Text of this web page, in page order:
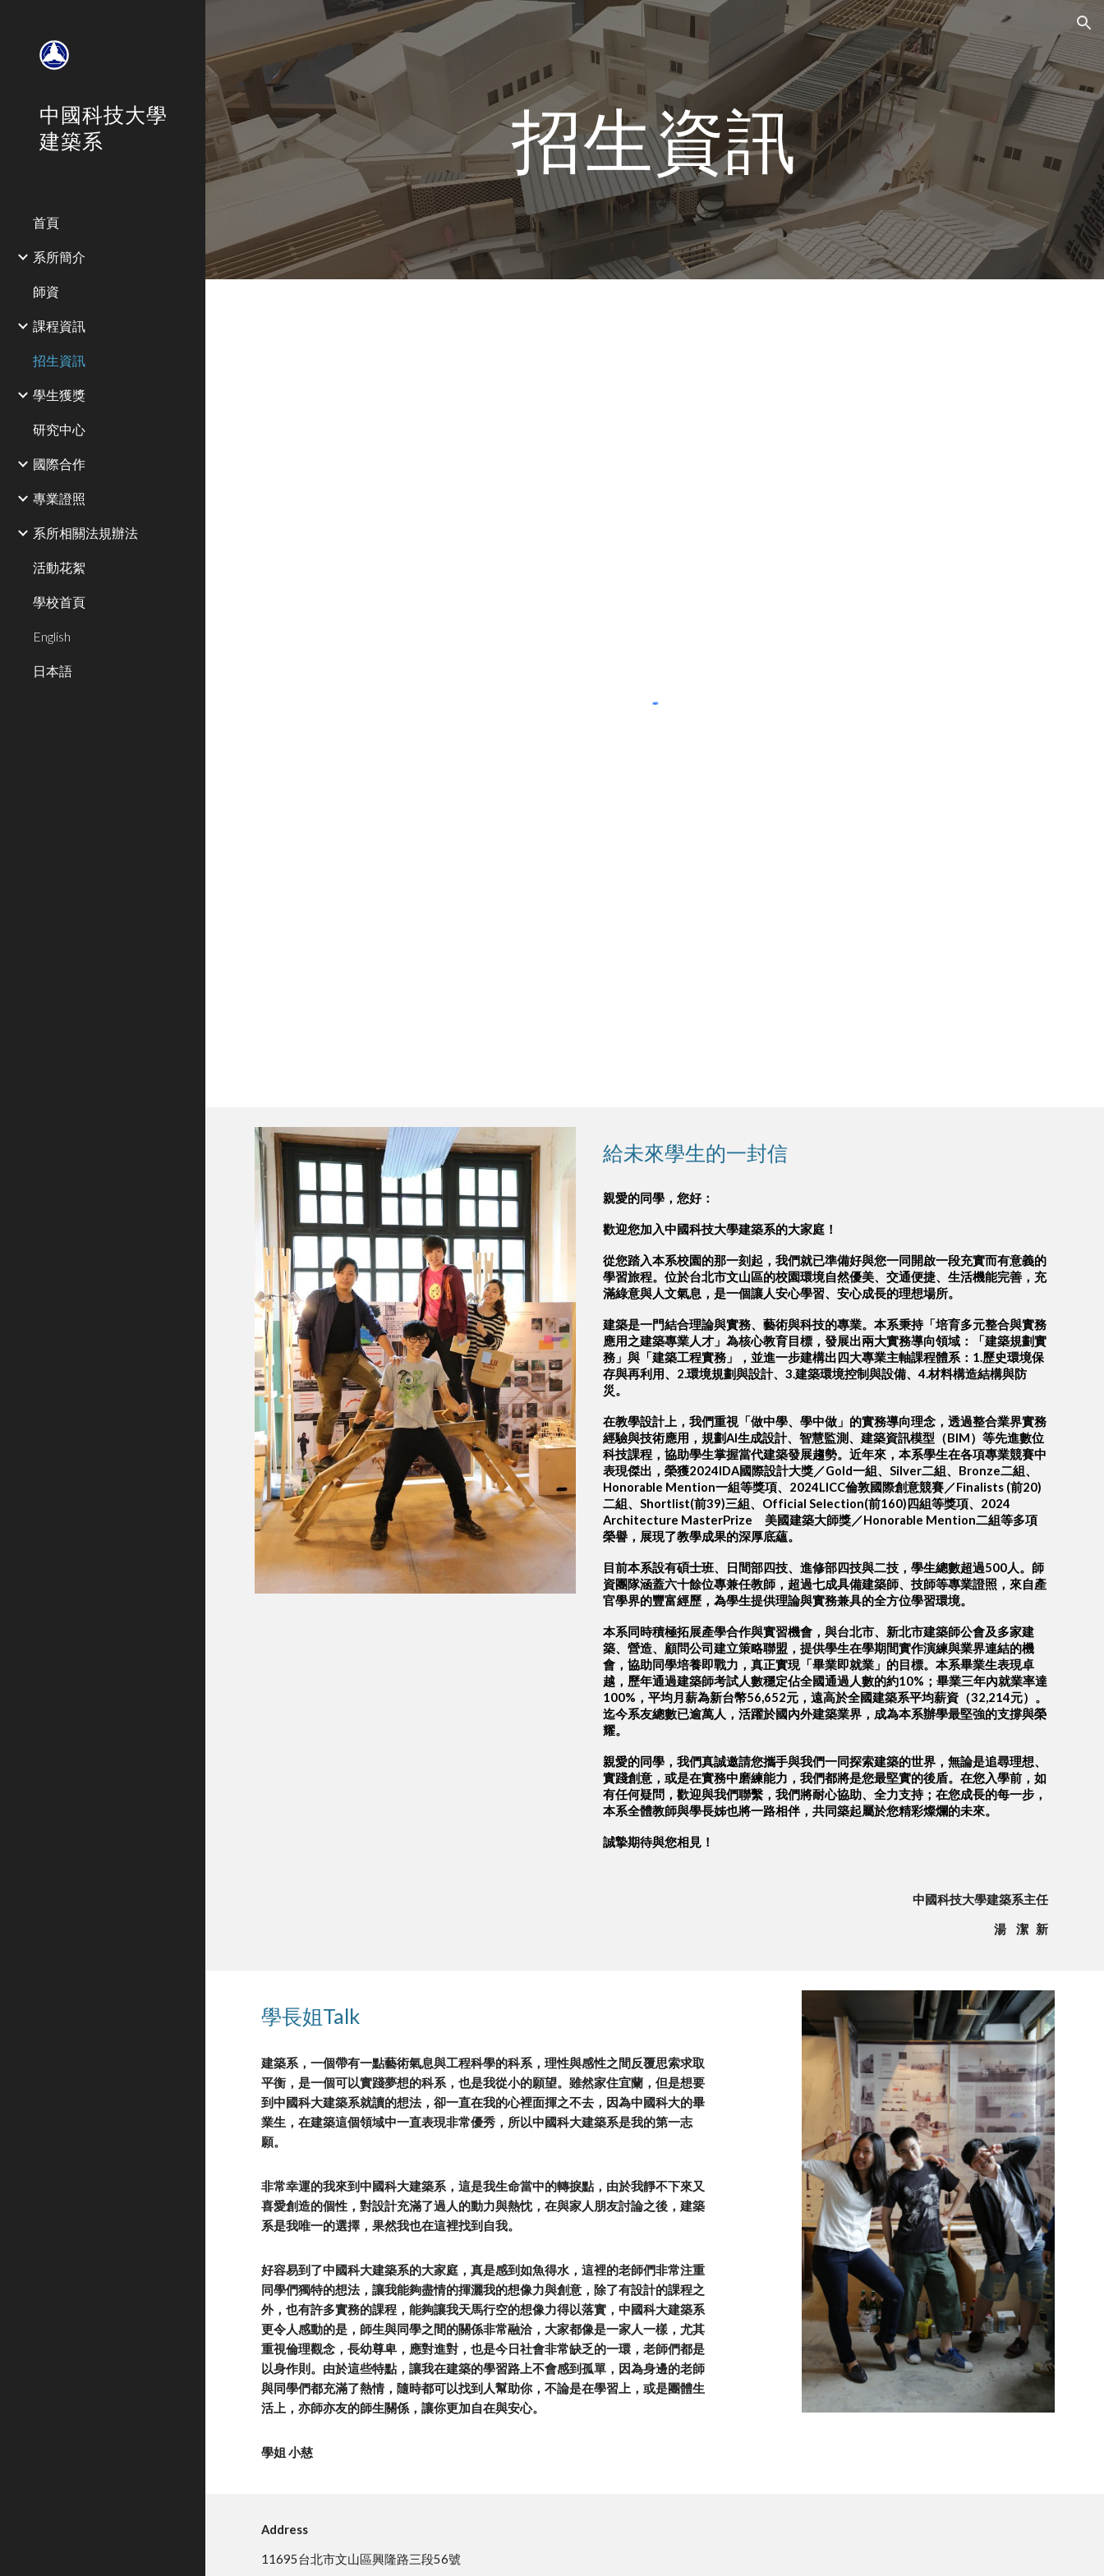
Skip to main content Skip to navigation
中國科技大學
建築系
首頁
系所簡介
師資
課程資訊
招生資訊
學生獲獎
研究中心
國際合作
專業證照
系所相關法規辦法
活動花絮
學校首頁
English
日本語
招生資訊
給未來學生的一封信
親愛的同學，您好：
歡迎您加入中國科技大學建築系的大家庭！
從您踏入本系校園的那一刻起，我們就已準備好與您一同開啟一段充實而有意義的
學習旅程。位於台北市文山區的校園環境自然優美、交通便捷、生活機能完善，充
滿綠意與人文氣息，是一個讓人安心學習、安心成長的理想場所。
建築是一門結合理論與實務、藝術與科技的專業。本系秉持「培育多元整合與實務
應用之建築專業人才」為核心教育目標，發展出兩大實務導向領域：「建築規劃實
務」與「建築工程實務」，並進一步建構出四大專業主軸課程體系：1.歷史環境保
存與再利用、2.環境規劃與設計、3.建築環境控制與設備、4.材料構造結構與防
災。
在教學設計上，我們重視「做中學、學中做」的實務導向理念，透過整合業界實務
經驗與技術應用，規劃AI生成設計、智慧監測、建築資訊模型（BIM）等先進數位
科技課程，協助學生掌握當代建築發展趨勢。近年來，本系學生在各項專業競賽中
表現傑出，榮獲2024IDA國際設計大獎／Gold一組、Silver二組、Bronze二組、
Honorable Mention一組等獎項、2024LICC倫敦國際創意競賽／Finalists (前20)
二組、Shortlist(前39)三組、Official Selection(前160)四組等獎項、2024
Architecture MasterPrize 美國建築大師獎／Honorable Mention二組等多項
榮譽，展現了教學成果的深厚底蘊。
目前本系設有碩士班、日間部四技、進修部四技與二技，學生總數超過500人。師
資團隊涵蓋六十餘位專兼任教師，超過七成具備建築師、技師等專業證照，來自產
官學界的豐富經歷，為學生提供理論與實務兼具的全方位學習環境。
本系同時積極拓展產學合作與實習機會，與台北市、新北市建築師公會及多家建
築、營造、顧問公司建立策略聯盟，提供學生在學期間實作演練與業界連結的機
會，協助同學培養即戰力，真正實現「畢業即就業」的目標。本系畢業生表現卓
越，歷年通過建築師考試人數穩定佔全國通過人數的約10%；畢業三年內就業率達
100%，平均月薪為新台幣56,652元，遠高於全國建築系平均薪資（32,214元）。
迄今系友總數已逾萬人，活躍於國內外建築業界，成為本系辦學最堅強的支撐與榮
耀。
親愛的同學，我們真誠邀請您攜手與我們一同探索建築的世界，無論是追尋理想、
實踐創意，或是在實務中磨練能力，我們都將是您最堅實的後盾。在您入學前，如
有任何疑問，歡迎與我們聯繫，我們將耐心協助、全力支持；在您成長的每一步，
本系全體教師與學長姊也將一路相伴，共同築起屬於您精彩燦爛的未來。
誠摯期待與您相見！
中國科技大學建築系主任
湯 潔 新
學長姐Talk
建築系，一個帶有一點藝術氣息與工程科學的科系，理性與感性之間反覆思索求取
平衡，是一個可以實踐夢想的科系，也是我從小的願望。雖然家住宜蘭，但是想要
到中國科大建築系就讀的想法，卻一直在我的心裡面揮之不去，因為中國科大的畢
業生，在建築這個領域中一直表現非常優秀，所以中國科大建築系是我的第一志
願。
非常幸運的我來到中國科大建築系，這是我生命當中的轉捩點，由於我靜不下來又
喜愛創造的個性，對設計充滿了過人的動力與熱忱，在與家人朋友討論之後，建築
系是我唯一的選擇，果然我也在這裡找到自我。
好容易到了中國科大建築系的大家庭，真是感到如魚得水，這裡的老師們非常注重
同學們獨特的想法，讓我能夠盡情的揮灑我的想像力與創意，除了有設計的課程之
外，也有許多實務的課程，能夠讓我天馬行空的想像力得以落實，中國科大建築系
更令人感動的是，師生與同學之間的關係非常融洽，大家都像是一家人一樣，尤其
重視倫理觀念，長幼尊卑，應對進對，也是今日社會非常缺乏的一環，老師們都是
以身作則。由於這些特點，讓我在建築的學習路上不會感到孤單，因為身邊的老師
與同學們都充滿了熱情，隨時都可以找到人幫助你，不論是在學習上，或是團體生
活上，亦師亦友的師生關係，讓你更加自在與安心。
學姐 小慈
Address
11695台北市文山區興隆路三段56號